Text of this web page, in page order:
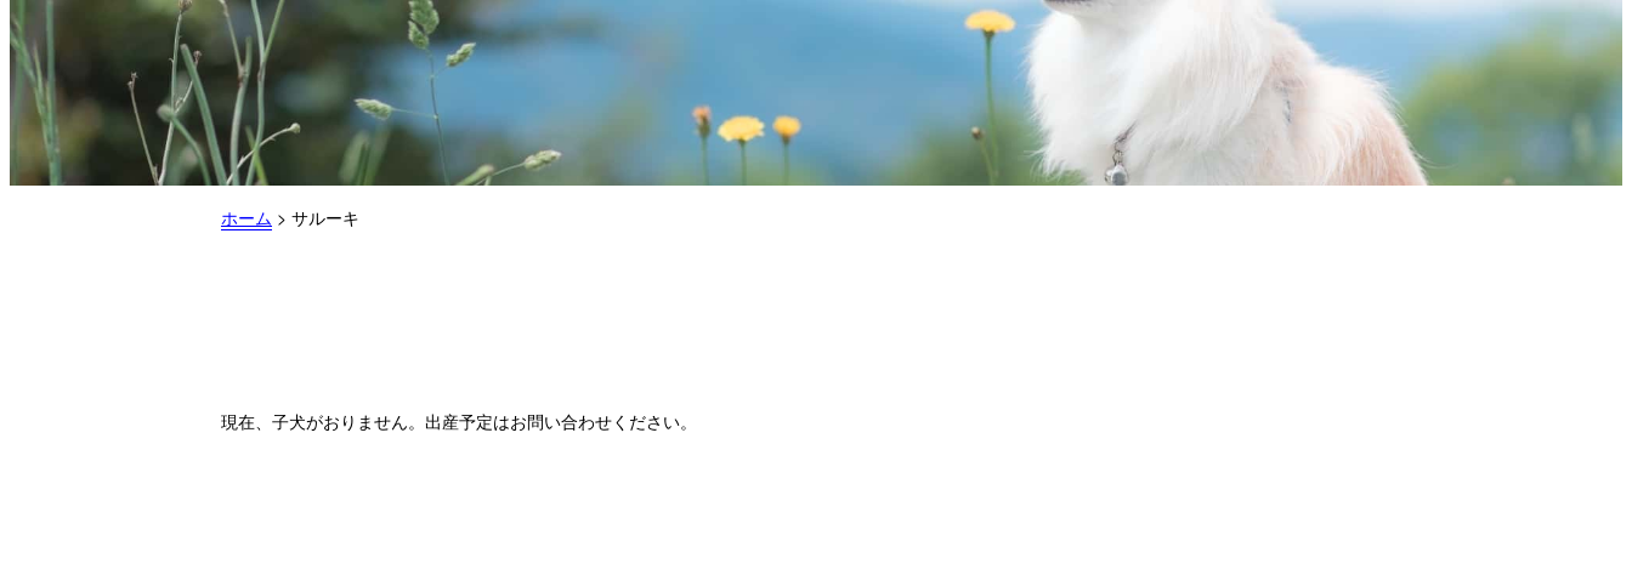
ホーム > サルーキ
現在、子犬がおりません。出産予定はお問い合わせください。